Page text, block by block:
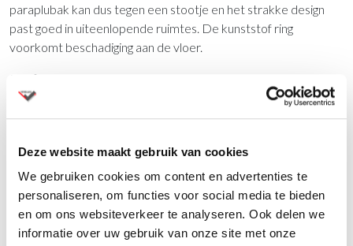
Deze website maakt gebruik van cookies
We gebruiken cookies om content en advertenties te
personaliseren, om functies voor social media te bieden
en om ons websiteverkeer te analyseren. Ook delen we
informatie over uw gebruik van onze site met onze
paraplubak kan dus tegen een stootje en het strakke design
past goed in uiteenlopende ruimtes. De kunststof ring
voorkomt beschadiging aan de vloer.
Drip-tray
Revolved is uitgerust met een rubberen drip-tray. Paraplu’s
opgevangen.
Duurzaam design
Met Revolved haal je duurzaam Nederlands design in huis.
Geen poespas, maar terug naar de essentie met spaarzaam en